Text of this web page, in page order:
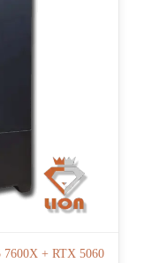
7600X + RTX 5060